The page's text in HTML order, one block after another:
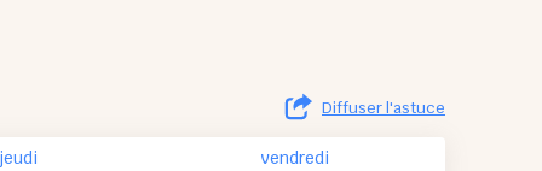
Diffuser l'astuce
jeudi vendredi